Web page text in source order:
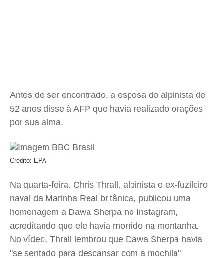
Antes de ser encontrado, a esposa do alpinista de
52 anos disse à AFP que havia realizado orações
por sua alma.
Crédito: EPA
Na quarta-feira, Chris Thrall, alpinista e ex-fuzileiro
naval da Marinha Real britânica, publicou uma
homenagem a Dawa Sherpa no Instagram,
acreditando que ele havia morrido na montanha.
No vídeo, Thrall lembrou que Dawa Sherpa havia
"se sentado para descansar com a mochila"